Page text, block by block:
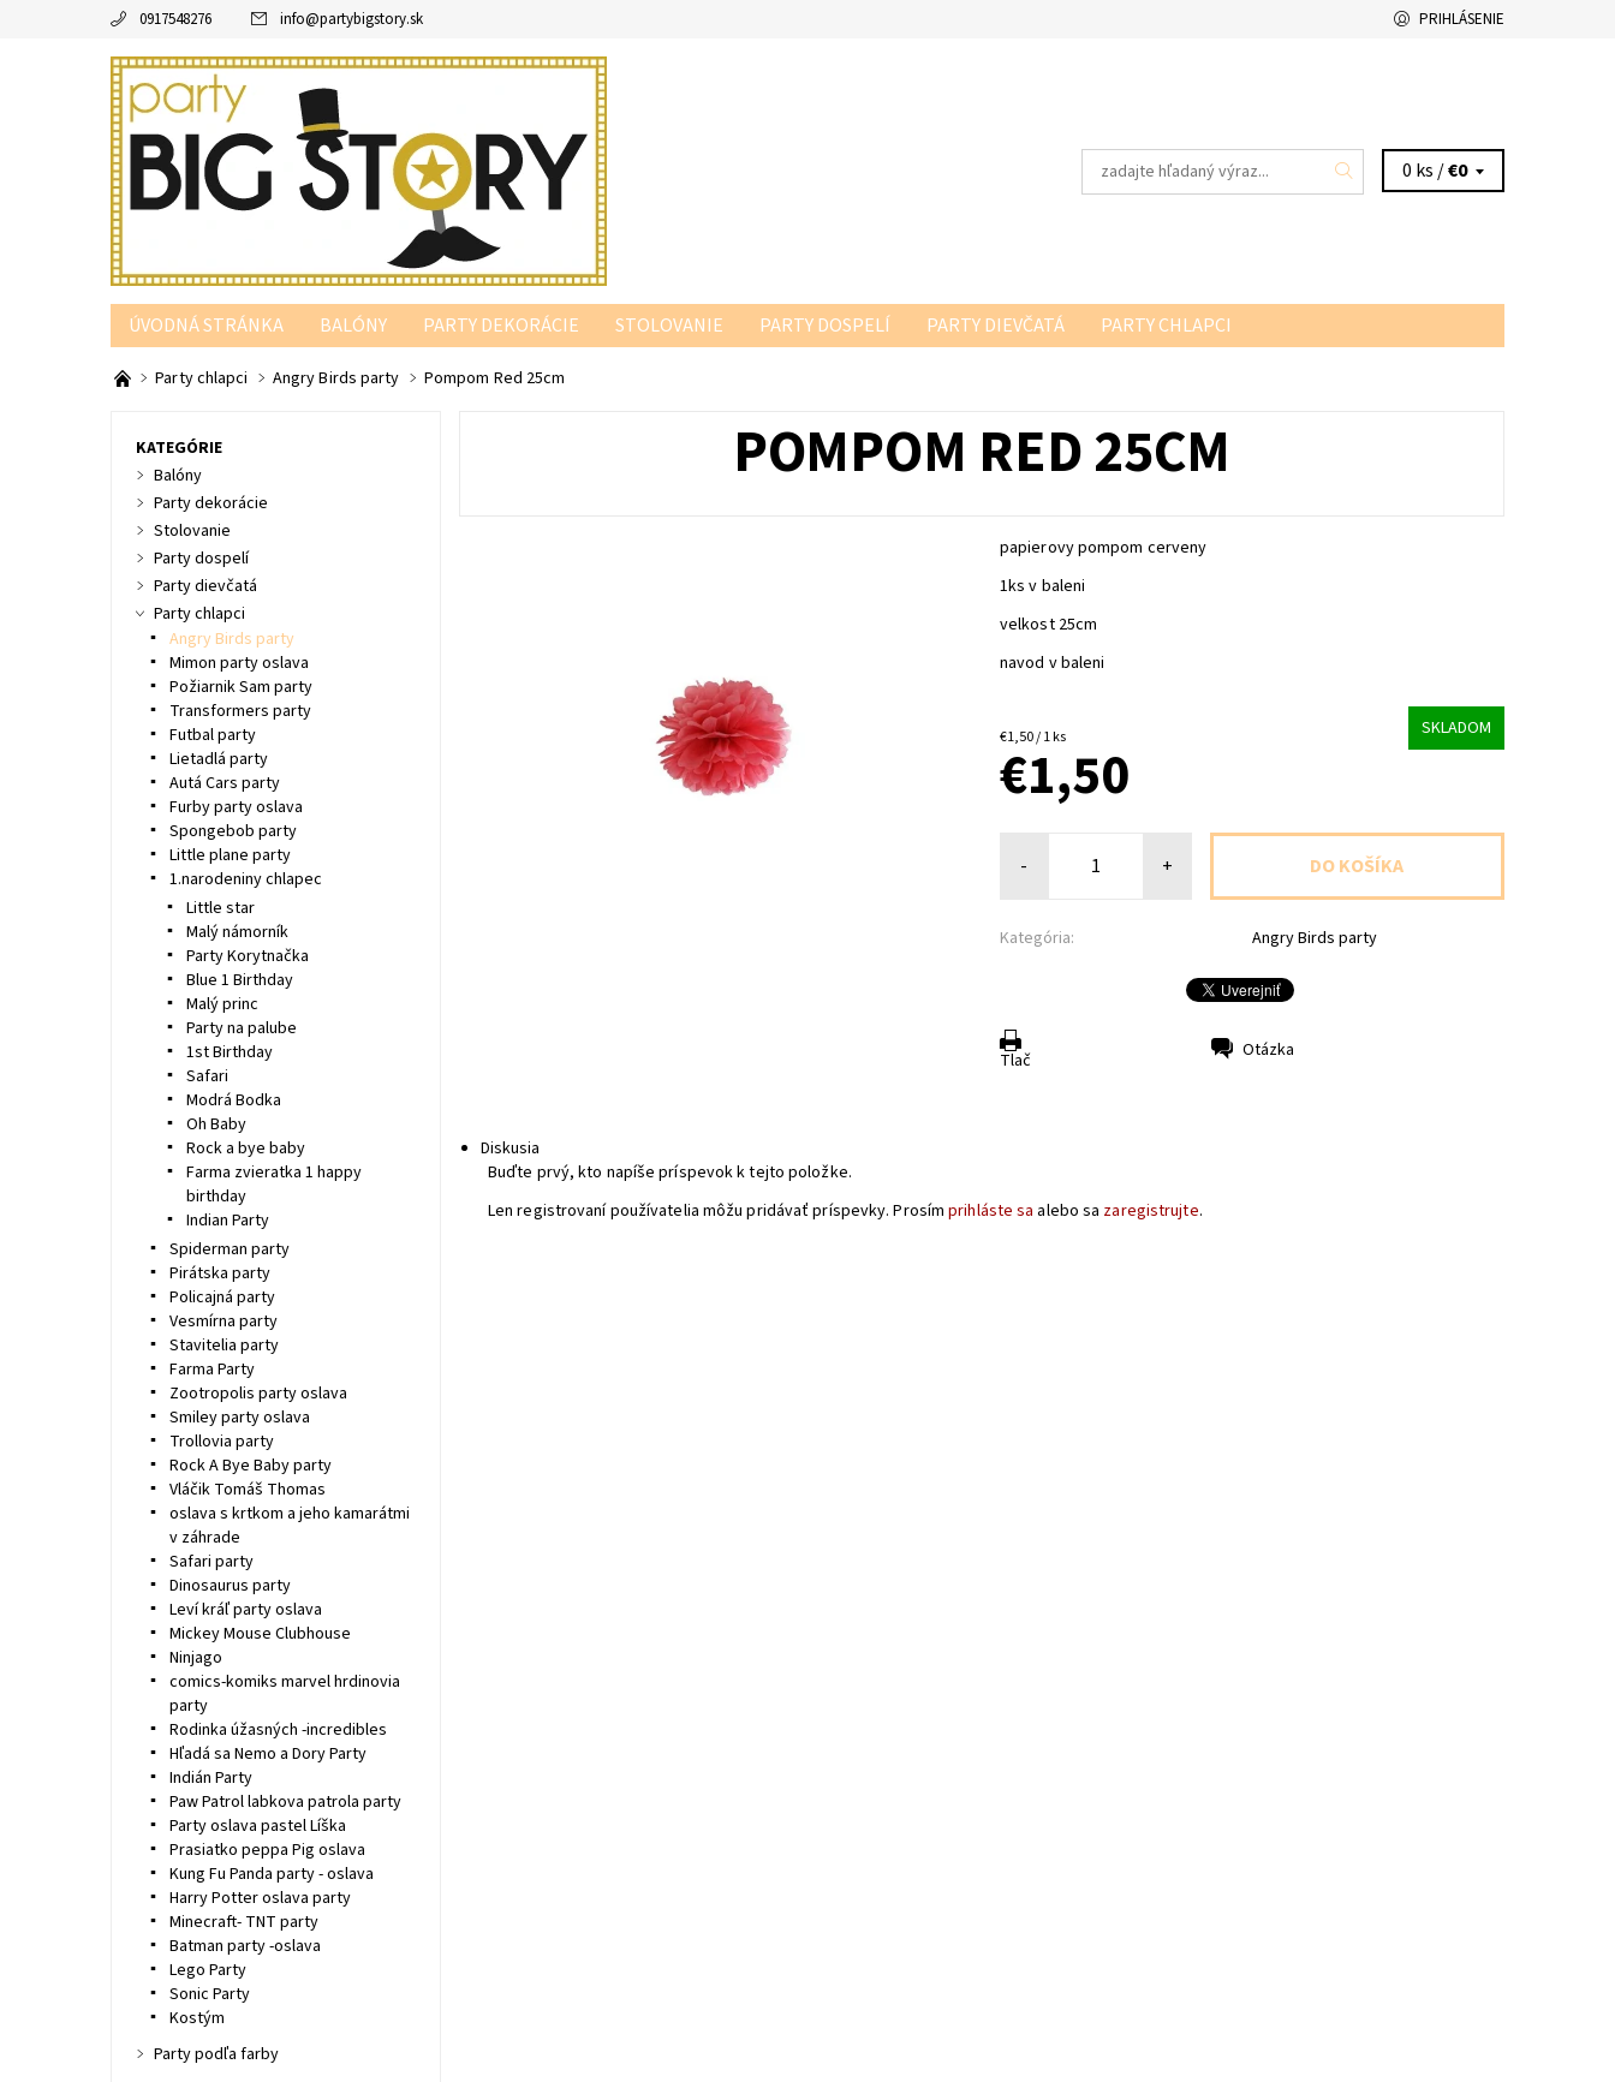
0917548276 info@partybigstory.sk PRIHLÁSENIE
0 ks /€0
ÚVODNÁ STRÁNKA BALÓNY PARTY DEKORÁCIE STOLOVANIE PARTY DOSPELÍ PARTY DIEVČATÁ
PARTY CHLAPCI
PARTY PODĽA FARBY
Party chlapci Angry Birds party Pompom Red 25cm
POMPOM RED 25CM
papierovy pompom cerveny
1ks v baleni
velkost 25cm
navod v baleni
€1,50 / 1 ks SKLADOM
€1,50
- +
Kategória: Angry Birds party
Tlač Otázka
Diskusia
Buďte prvý, kto napíše príspevok k tejto položke.
Len registrovaní používatelia môžu pridávať príspevky. Prosímprihláste sa alebo sa zaregistrujte.
KATEGÓRIE
Balóny
Party dekorácie
Stolovanie
Party dospelí
Party dievčatá
Party chlapci
Angry Birds party
Mimon party oslava
Požiarnik Sam party
Transformers party
Futbal party
Lietadlá party
Autá Cars party
Furby party oslava
Spongebob party
Little plane party
1.narodeniny chlapec
Little star
Malý námorník
Party Korytnačka
Blue 1 Birthday
Malý princ
Party na palube
1st Birthday
Safari
Modrá Bodka
Oh Baby
Rock a bye baby
Farma zvieratka 1 happy
birthday
Indian Party
Spiderman party
Pirátska party
Policajná party
Vesmírna party
Stavitelia party
Farma Party
Zootropolis party oslava
Smiley party oslava
Trollovia party
Rock A Bye Baby party
Vláčik Tomáš Thomas
oslava s krtkom a jeho kamarátmi
v záhrade
Safari party
Dinosaurus party
Leví kráľ party oslava
Mickey Mouse Clubhouse
Ninjago
comics-komiks marvel hrdinovia
party
Rodinka úžasných -incredibles
Hľadá sa Nemo a Dory Party
Indián Party
Paw Patrol labkova patrola party
Party oslava pastel Líška
Prasiatko peppa Pig oslava
Kung Fu Panda party - oslava
Harry Potter oslava party
Minecraft- TNT party
Batman party -oslava
Lego Party
Sonic Party
Kostým
Party podľa farby